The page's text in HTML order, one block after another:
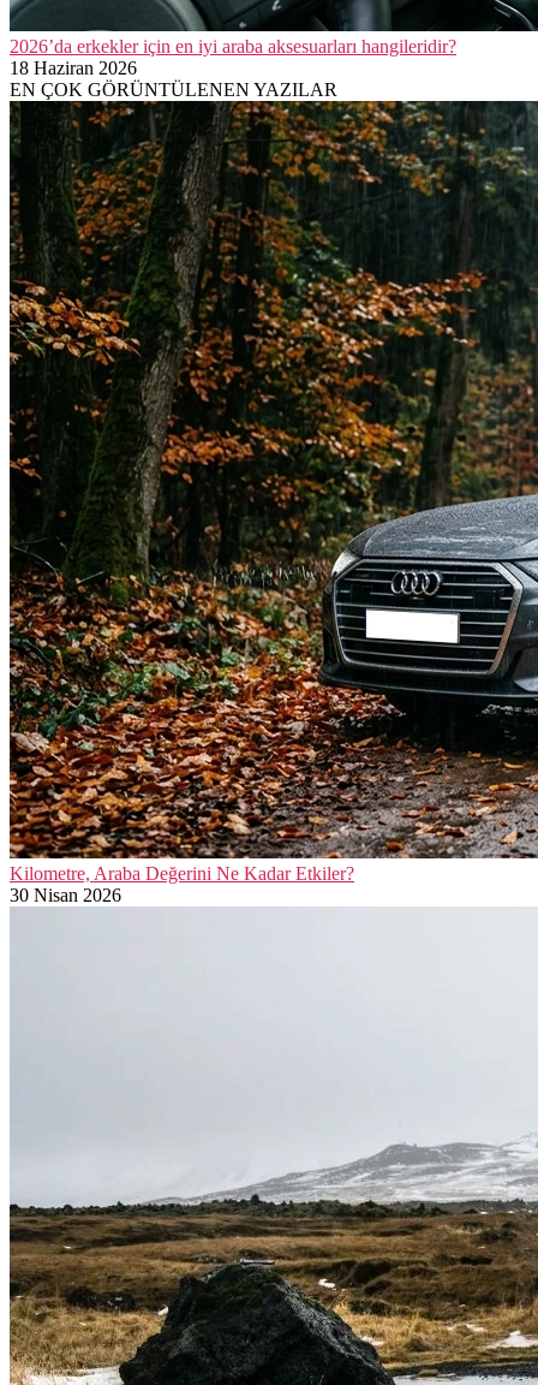
2026’da erkekler için en iyi araba aksesuarları hangileridir?
18 Haziran 2026
EN ÇOK GÖRÜNTÜLENEN YAZILAR
Kilometre, Araba Değerini Ne Kadar Etkiler?
30 Nisan 2026